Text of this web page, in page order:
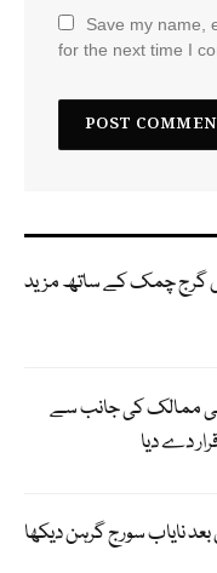
Save my name,
for the next time I
گرج چمک کے ساتھ مزید
ممالک کی جانب سے
دے دیا
اور آئرلینڈ میں 27 سال بعد نایاب سورج گرہن دیکھا